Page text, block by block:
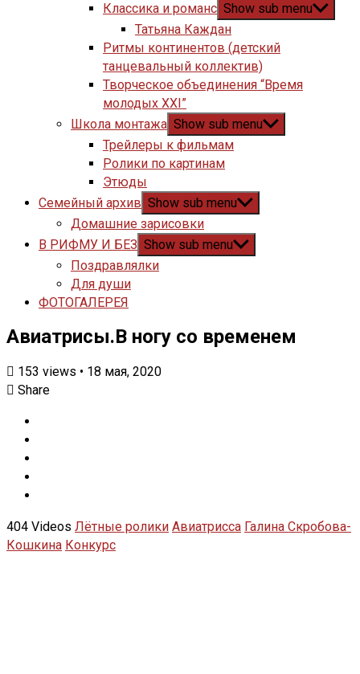
Классика и романс Show sub menu
Татьяна Каждан
Ритмы континентов (детский
танцевальный коллектив)
Творческое объединения “Время
молодых XXI”
Школа монтажа Show sub menu
Трейлеры к фильмам
Ролики по картинам
Этюды
Семейный архив Show sub menu
Домашние зарисовки
В РИФМУ И БЕЗ Show sub menu
Поздравлялки
Для души
ФОТОГАЛЕРЕЯ
Авиатрисы.В ногу со временем
153 views • 18 мая, 2020
Share
404 Videos Лётные ролики Авиатрисса Галина Скробова-
Кошкина Конкурс